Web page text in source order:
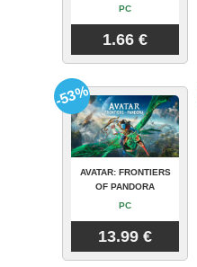
PC
1.66 €
AVATAR: FRONTIERS
OF PANDORA
PC
13.99 €
-53%